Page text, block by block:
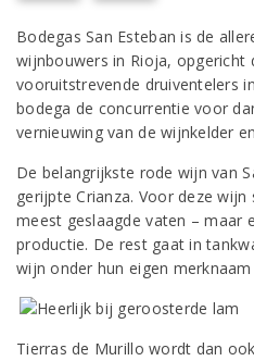
Bodegas San Esteban is de
wijnbouwers in Rioja, opgericht
vooruitstrevende druiventelers
bodega de concurrentie voor
vernieuwing van de wijnkelder
De belangrijkste rode wijn van
gerijpte Crianza. Voor deze
meest geslaagde vaten – maar
productie. De rest gaat in
wijn onder hun eigen
Tierras de Murillo wordt dan